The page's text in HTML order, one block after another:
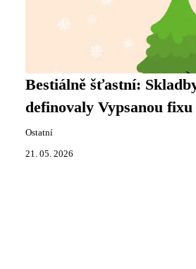
Bestiálně šťastní:
definovaly Vypsanou fixu
Ostatní
21. 05. 2026